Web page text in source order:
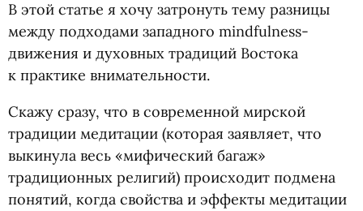
В этой статье я хочу затронуть тему разницы
между подходами западного mindfulness-
движения и духовных традиций Востока
к практике внимательности.
Скажу сразу, что в современной мирской
традиции медитации (которая заявляет, что
выкинула весь «мифический багаж»
традиционных религий) происходит подмена
понятий, когда свойства и эффекты медитации